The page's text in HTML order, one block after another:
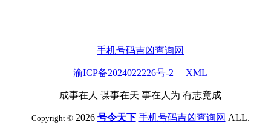
手机号码吉凶查询网
渝ICP备2024022226号-2 XML
成事在人 谋事在天 事在人为 有志竟成
Copyright ©2026 号令天下 手机号码吉凶查询网 ALL.